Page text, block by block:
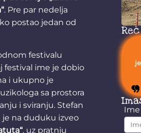
. Pre par nedelja
postao jedan od
festivalu
festival ime je dobio
i ukupno je
sa prostora
i sviranju. Stefan
je na duduku izveo
, uz pratnju
Ime